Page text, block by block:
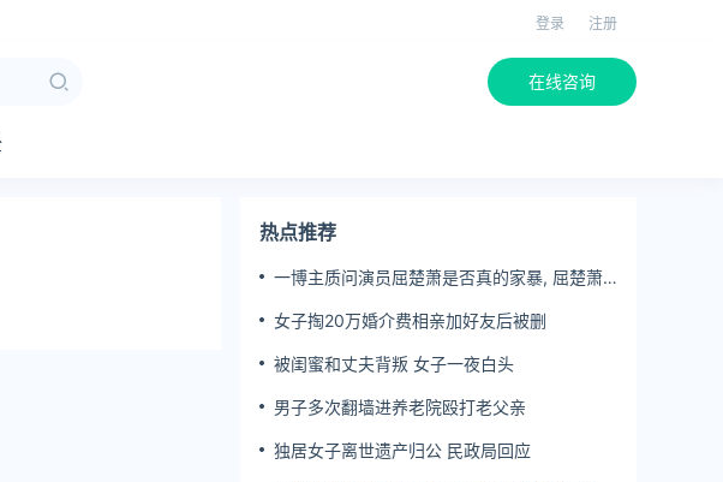
登录 注册
在线咨询
热点推荐
一博主质问演员屈楚萧是否真的家暴, 屈楚萧
女子掏20万婚介费相亲加好友后被删
被闺蜜和丈夫背叛 女子一夜白头
男子多次翻墙进养老院殴打老父亲
独居女子离世遗产归公 民政局回应